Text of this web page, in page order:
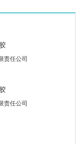
责任公司
责任公司